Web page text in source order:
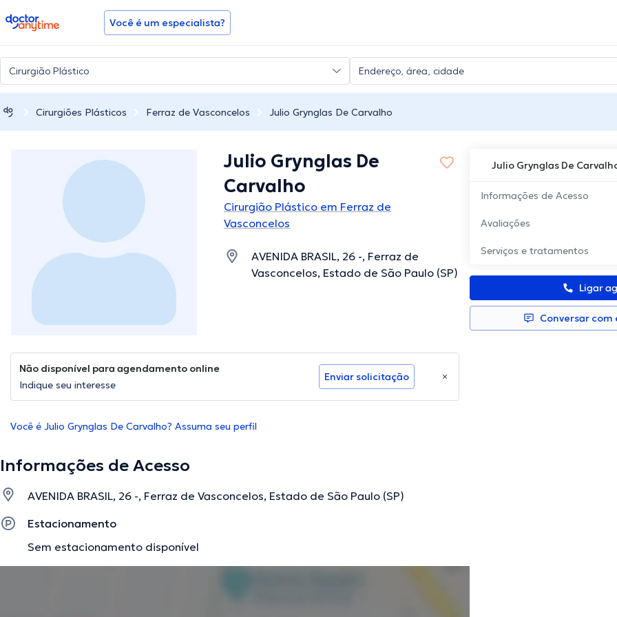
doctoranytime Você é um especialista?
Cirurgiões Plásticos Ferraz de Vasconcelos Julio Grynglas De Carvalho
Julio Grynglas De
Informações de Acesso
Avaliações
Serviços e tratamentos
Ligar
Conversar com
Julio Grynglas De
Carvalho
Cirurgião Plástico em Ferraz de
Vasconcelos
AVENIDA BRASIL, 26 -, Ferraz de
Vasconcelos, Estado de São Paulo (SP)
Não disponível para agendamento online
Indique seu interesse
Enviar solicitação
Você é Julio Grynglas De Carvalho? Assuma seu perfil
Informações de Acesso
AVENIDA BRASIL, 26 -, Ferraz de Vasconcelos, Estado de São Paulo (SP)
Estacionamento
Sem estacionamento disponível